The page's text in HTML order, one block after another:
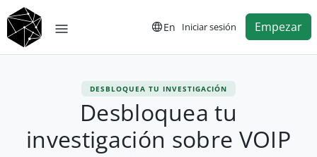
En Iniciar sesión Empezar
DESBLOQUEA TU INVESTIGACIÓN
Desbloquea tu
investigación sobre VOIP